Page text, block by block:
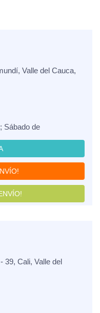
Valle del Cauca,
Sábado de
39, Cali, Valle del